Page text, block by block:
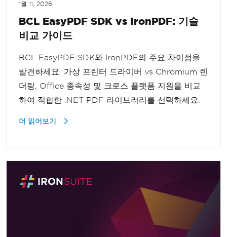
1월 11, 2026
BCL EasyPDF SDK vs IronPDF: 기술
비교 가이드
BCL EasyPDF SDK와 IronPDF의 주요 차이점을
발견하세요. 가상 프린터 드라이버 vs Chromium 렌
더링, Office 종속성 및 크로스 플랫폼 지원을 비교
하여 적합한 .NET PDF 라이브러리를 선택하세요.
더 읽어보기